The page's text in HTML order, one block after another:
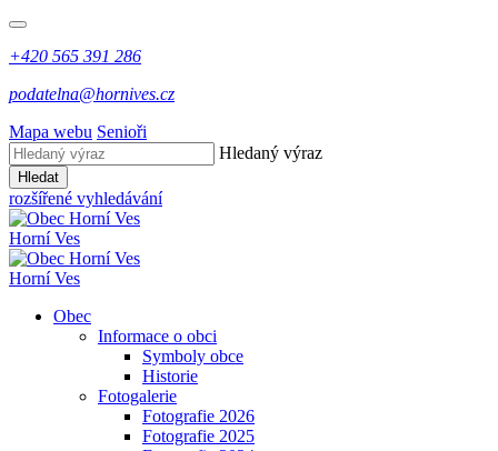
+420 565 391 286
podatelna@hornives.cz
Mapa webu Senioři
Hledaný výraz
Hledat
rozšířené vyhledávání
Horní Ves
Horní Ves
Obec
Informace o obci
Symboly obce
Historie
Fotogalerie
Fotografie 2026
Fotografie 2025